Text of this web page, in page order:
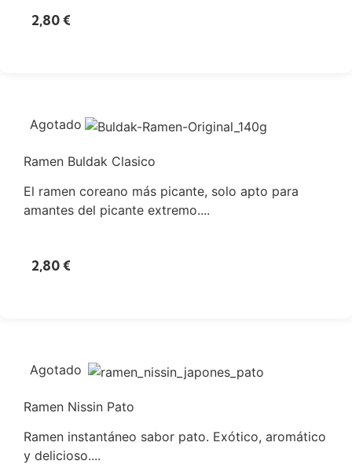
2,80€
Agotado
Ramen Buldak Clasico
El ramen coreano más picante, solo apto para
amantes del picante extremo....
2,80€
Agotado
Ramen Nissin Pato
Ramen instantáneo sabor pato. Exótico, aromático
y delicioso....